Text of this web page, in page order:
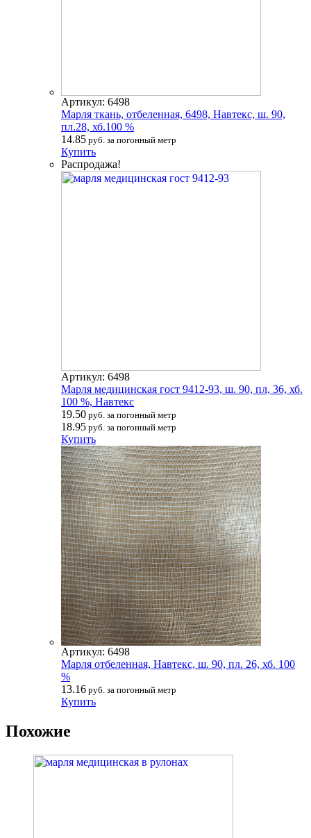
Артикул: 6498
Марля ткань, отбеленная, 6498, Навтекс, ш. 90,
пл.28, хб.100 %
14.85 руб. за погонный метр
Купить
Распродажа!
Артикул: 6498
Марля медицинская гост 9412-93, ш. 90, пл, 36, хб.
100 %, Навтекс
19.50 руб. за погонный метр
18.95 руб. за погонный метр
Купить
Артикул: 6498
Марля отбеленная, Навтекс, ш. 90, пл. 26, хб. 100
%
13.16 руб. за погонный метр
Купить
Похожие